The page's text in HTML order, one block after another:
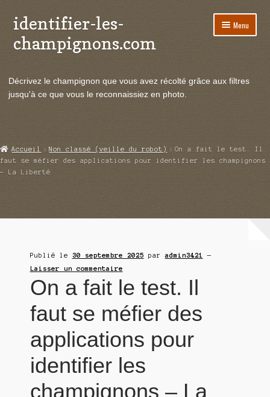
Aller
à
la
Aller
au
contenu
identifier-les-
champignons.com
Menu
le
Actualités
menu
enfant
Echanges et contacts
Ouvrir
le
Mycologie
Décrivez le champignon que vous avez récolté grâce aux filtres
jusqu'à ce que vous le reconnaissiez en photo.
Accueil Non classé (veille du robot)
On a fait le test. Il
faut se méfier des applications pour identifier les champignons
– La Liberté
Publié le 30 septembre 2025 paradmin3421
—
Laisser un commentaire
On a fait le test. Il
faut se méfier des
applications pour
identifier les
champignons – La